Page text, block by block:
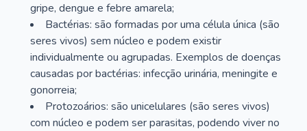
gripe, dengue e febre amarela;
Bactérias: são formadas por uma célula única (são
seres vivos) sem núcleo e podem existir
individualmente ou agrupadas. Exemplos de doenças
causadas por bactérias: infecção urinária, meningite e
gonorreia;
Protozoários: são unicelulares (são seres vivos)
com núcleo e podem ser parasitas, podendo viver no